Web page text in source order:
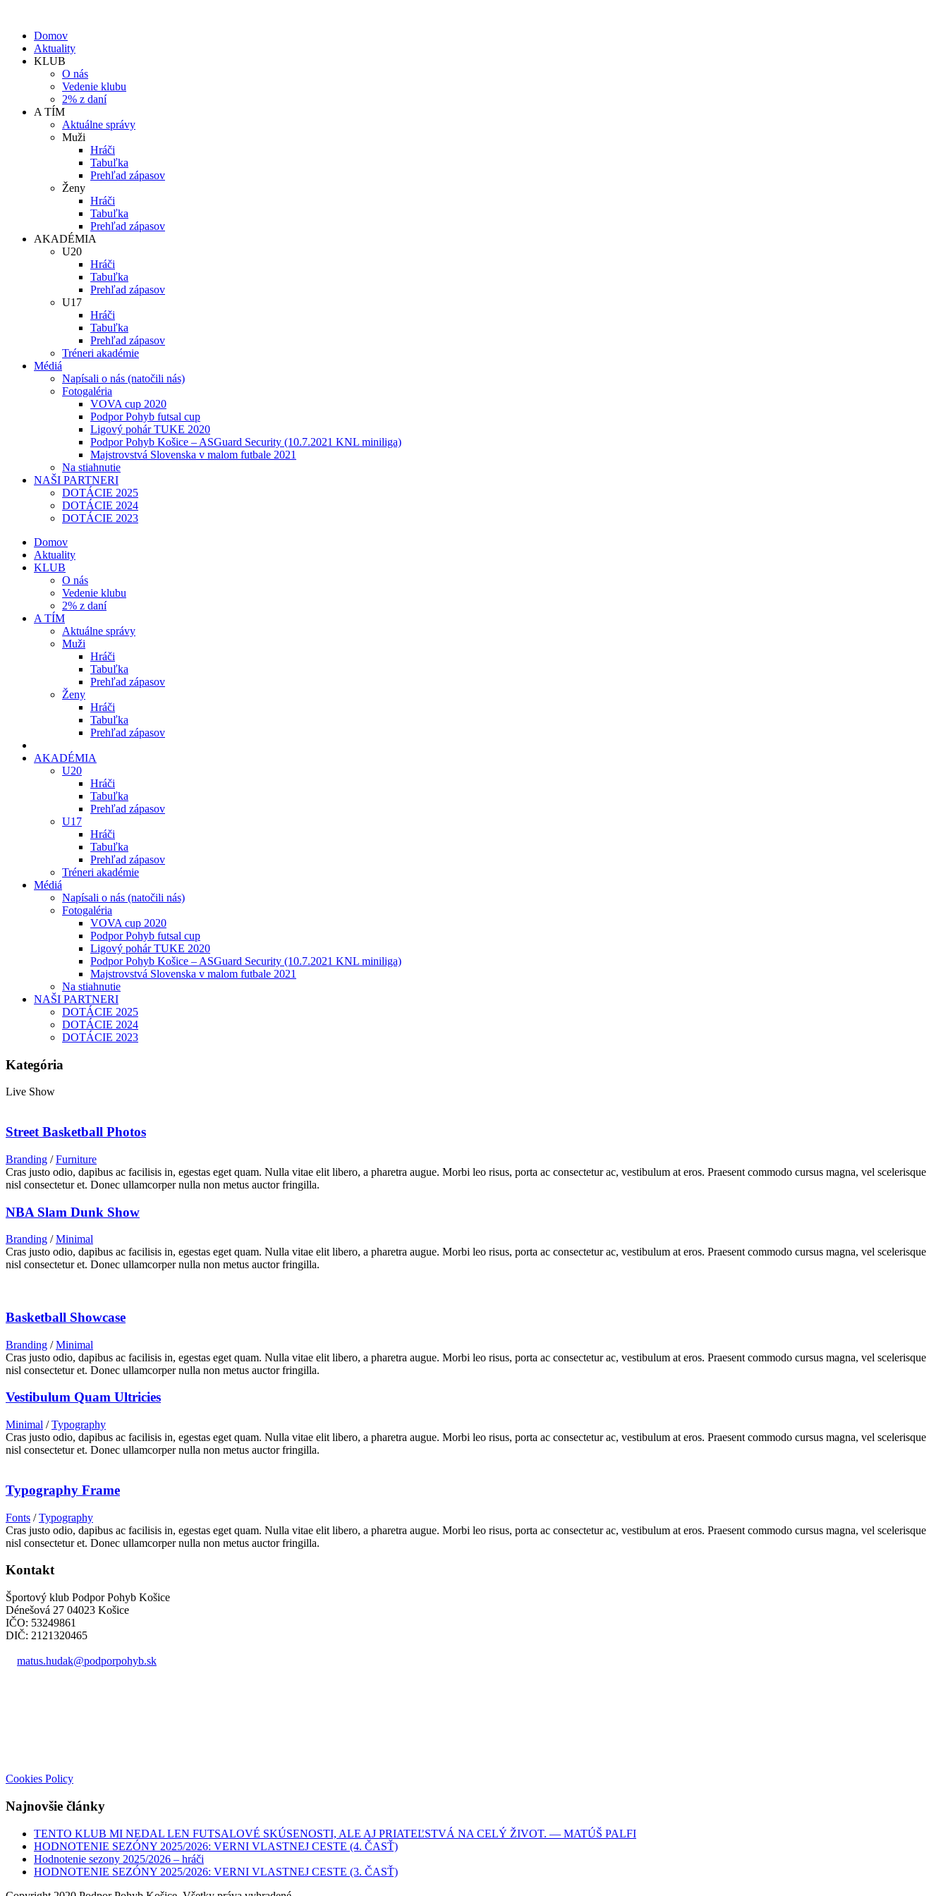
Domov
Aktuality
KLUB
O nás
Vedenie klubu
2% z daní
A TÍM
Aktuálne správy
Muži
Hráči
Tabuľka
Prehľad zápasov
Ženy
Hráči
Tabuľka
Prehľad zápasov
AKADÉMIA
U20
Hráči
Tabuľka
Prehľad zápasov
U17
Hráči
Tabuľka
Prehľad zápasov
Tréneri akadémie
Médiá
Napísali o nás (natočili nás)
Fotogaléria
VOVA cup 2020
Podpor Pohyb futsal cup
Ligový pohár TUKE 2020
Podpor Pohyb Košice – ASGuard Security (10.7.2021 KNL miniliga)
Majstrovstvá Slovenska v malom futbale 2021
Na stiahnutie
NAŠI PARTNERI
DOTÁCIE 2025
DOTÁCIE 2024
DOTÁCIE 2023
Domov
Aktuality
KLUB
O nás
Vedenie klubu
2% z daní
A TÍM
Aktuálne správy
Muži
Hráči
Tabuľka
Prehľad zápasov
Ženy
Hráči
Tabuľka
Prehľad zápasov
AKADÉMIA
U20
Hráči
Tabuľka
Prehľad zápasov
U17
Hráči
Tabuľka
Prehľad zápasov
Tréneri akadémie
Médiá
Napísali o nás (natočili nás)
Fotogaléria
VOVA cup 2020
Podpor Pohyb futsal cup
Ligový pohár TUKE 2020
Podpor Pohyb Košice – ASGuard Security (10.7.2021 KNL miniliga)
Majstrovstvá Slovenska v malom futbale 2021
Na stiahnutie
NAŠI PARTNERI
DOTÁCIE 2025
DOTÁCIE 2024
DOTÁCIE 2023
Kategória
Live Show
Street Basketball Photos
Branding / Furniture
Cras justo odio, dapibus ac facilisis in, egestas eget quam. Nulla vitae elit libero, a pharetra augue. Morbi leo risus, porta ac consectetur ac, vestibulum at eros. Praesent commodo cursus magna, vel scelerisque
nisl consectetur et. Donec ullamcorper nulla non metus auctor fringilla.
NBA Slam Dunk Show
Branding / Minimal
Cras justo odio, dapibus ac facilisis in, egestas eget quam. Nulla vitae elit libero, a pharetra augue. Morbi leo risus, porta ac consectetur ac, vestibulum at eros. Praesent commodo cursus magna, vel scelerisque
nisl consectetur et. Donec ullamcorper nulla non metus auctor fringilla.
Basketball Showcase
Branding / Minimal
Cras justo odio, dapibus ac facilisis in, egestas eget quam. Nulla vitae elit libero, a pharetra augue. Morbi leo risus, porta ac consectetur ac, vestibulum at eros. Praesent commodo cursus magna, vel scelerisque
nisl consectetur et. Donec ullamcorper nulla non metus auctor fringilla.
Vestibulum Quam Ultricies
Minimal / Typography
Cras justo odio, dapibus ac facilisis in, egestas eget quam. Nulla vitae elit libero, a pharetra augue. Morbi leo risus, porta ac consectetur ac, vestibulum at eros. Praesent commodo cursus magna, vel scelerisque
nisl consectetur et. Donec ullamcorper nulla non metus auctor fringilla.
Typography Frame
Fonts / Typography
Cras justo odio, dapibus ac facilisis in, egestas eget quam. Nulla vitae elit libero, a pharetra augue. Morbi leo risus, porta ac consectetur ac, vestibulum at eros. Praesent commodo cursus magna, vel scelerisque
nisl consectetur et. Donec ullamcorper nulla non metus auctor fringilla.
Kontakt
Športový klub Podpor Pohyb Košice
Dénešová 27 04023 Košice
IČO: 53249861
DIČ: 2121320465
matus.hudak@podporpohyb.sk
Cookies Policy
Najnovšie články
TENTO KLUB MI NEDAL LEN FUTSALOVÉ SKÚSENOSTI, ALE AJ PRIATEĽSTVÁ NA CELÝ ŽIVOT. — MATÚŠ PALFI
HODNOTENIE SEZÓNY 2025/2026: VERNI VLASTNEJ CESTE (4. ČASŤ)
Hodnotenie sezony 2025/2026 – hráči
HODNOTENIE SEZÓNY 2025/2026: VERNI VLASTNEJ CESTE (3. ČASŤ)